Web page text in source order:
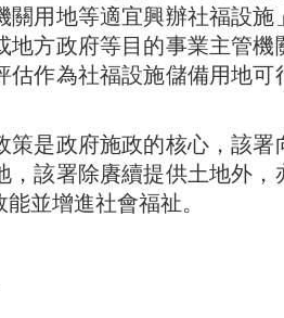
關用地等適宜興辦社福設
地方政府等目的事業主管
作為社福設施儲備用地
策是政府施政的核心，該
該署除賡續提供土地外
並增進社會福祉。